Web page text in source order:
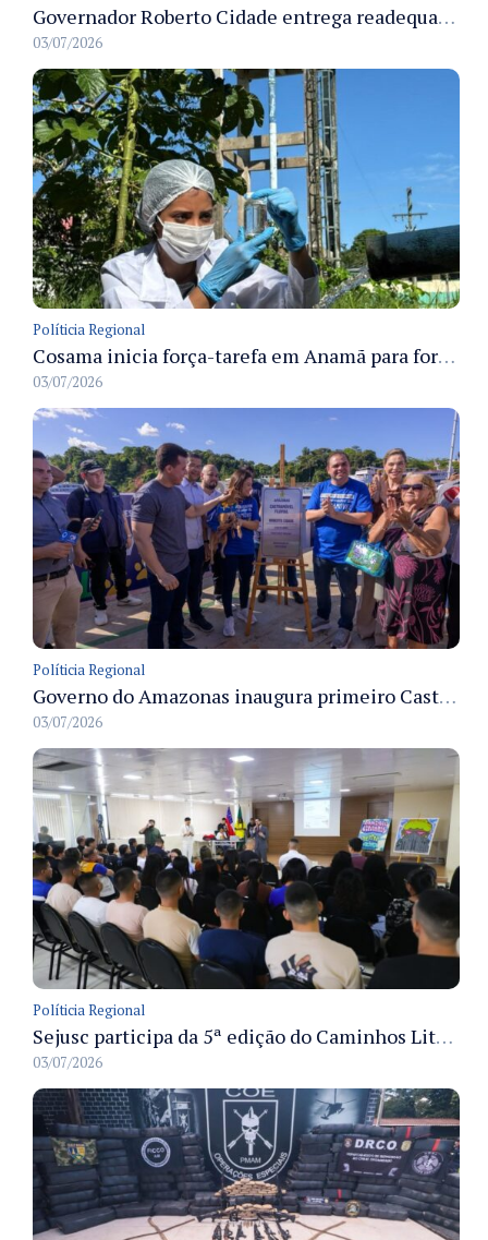
Governador Roberto Cidade entrega readequação do ambulatório da FCecon e amplia capacidade de atendimento oncológico em Manaus
03/07/2026
Políticia Regional
Cosama inicia força-tarefa em Anamã para fortalecer abastecimento de água e segurança hídrica da população
03/07/2026
Políticia Regional
Governo do Amazonas inaugura primeiro Castramóvel Fluvial para atendimento veterinário às comunidades ribeirinhas e castração gratuita
03/07/2026
Políticia Regional
Sejusc participa da 5ª edição do Caminhos Literários com foco na cultura hip-hop nas unidades socioeducativas
03/07/2026